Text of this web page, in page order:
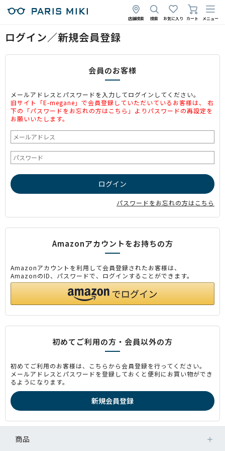
店舗検索 検索 お気に入り カート メニュー
ログイン／新規会員登録
会員のお客様
メールアドレスとパスワードを入力してログインしてください。
旧サイト「E-megane」で会員登録していただいているお客様は、 右
下の「パスワードをお忘れの方はこちら」よりパスワードの再設定を
お願いいたします。
パスワードをお忘れの方はこちら
Amazonアカウントをお持ちの方
Amazonアカウントを利用して会員登録されたお客様は、
AmazonのID、パスワードで、ログインすることができます。
初めてご利用の方・会員以外の方
初めてご利用のお客様は、こちらから会員登録を行ってください。
メールアドレスとパスワードを登録しておくと便利にお買い物ができ
るようになります。
商品